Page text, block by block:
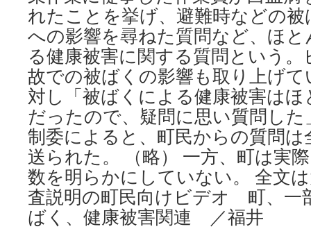
れたことを挙げ、避難時などの
への影響を尋ねた質問など、ほ
る健康被害に関する質問という
故での被ばくの影響も取り上げ
対し「被ばくによる健康被害は
だったので、疑問に思い質問し
制委によると、町民からの質問
送られた。 （略） 一方、町は実
数を明らかにしていない。 全文
査説明の町民向けビデオ 町、
ばく、健康被害関連 ／福井